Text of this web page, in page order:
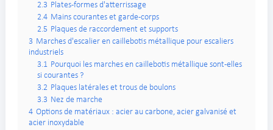
2.3 Plates-formes d'atterrissage
2.4 Mains courantes et garde-corps
2.5 Plaques de raccordement et supports
3 Marches d'escalier en caillebotis métallique pour escaliers
industriels
3.1 Pourquoi les marches en caillebotis métallique sont-elles
si courantes ?
3.2 Plaques latérales et trous de boulons
3.3 Nez de marche
4 Options de matériaux : acier au carbone, acier galvanisé et
acier inoxydable